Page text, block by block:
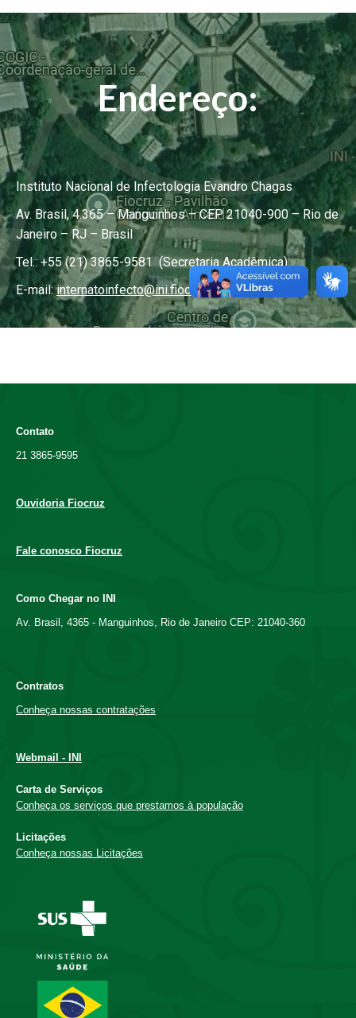
Endereço:
Instituto Nacional de Infectologia Evandro Chagas
Av. Brasil, 4.365 – Manguinhos – CEP 21040-900 – Rio de
Janeiro – RJ – Brasil
Tel.: +55 (21) 3865-9581 (Secretaria Acadêmica)
E-mail:internatoinfecto@ini.fiocruz.br
Contato
21 3865-9595
Ouvidoria Fiocruz
Fale conosco Fiocruz
Como Chegar no INI
Av. Brasil, 4365 - Manguinhos, Rio de Janeiro CEP: 21040-360
Contratos
Conheça nossas contratações
Webmail - INI
Carta de Serviços
Conheça os serviços que prestamos à população
Licitações
Conheça nossas Licitações